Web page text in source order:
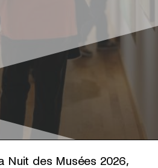
Nuit des Musées 2026,